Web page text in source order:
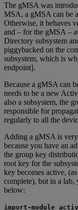
The gMSA was
MSA, a gMSA can be
Otherwise, it behaves
and – for the gMSA –
Directory subsystem
piggybacked on the
subsystem, which is
endpoint].
Because a gMSA can
needs to be a new
also a subsystem, the
responsible for
regularly to all the
Adding a gMSA is
because you have an
the group key
root key for the
key becomes active,
complete), but in a lab,
below:
import-module